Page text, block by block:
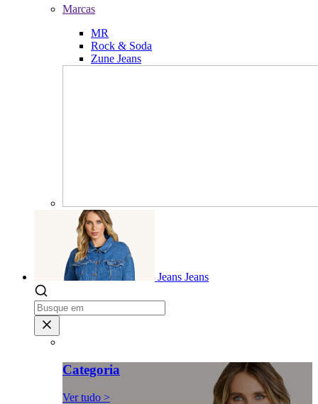
Marcas
MR
Rock & Soda
Zune Jeans
Jeans Jeans
Categoria
Ver tudo >